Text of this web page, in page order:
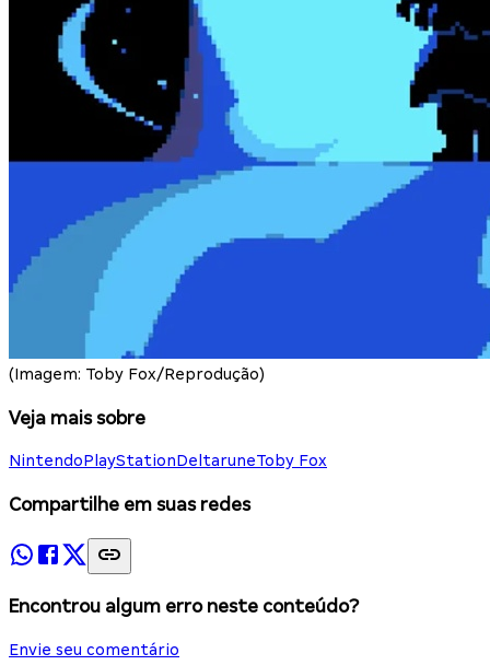
(Imagem: Toby Fox/Reprodução)
Veja mais sobre
NintendoPlayStationDeltaruneToby Fox
Compartilhe em suas redes
Encontrou algum erro neste conteúdo?
Envie seu comentário